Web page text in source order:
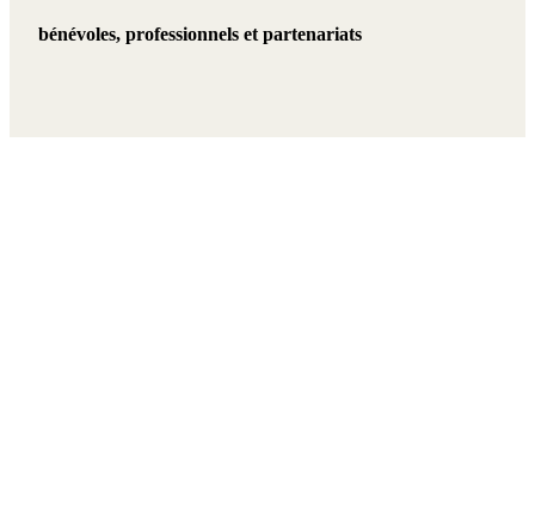
bénévoles, professionnels et partenariats